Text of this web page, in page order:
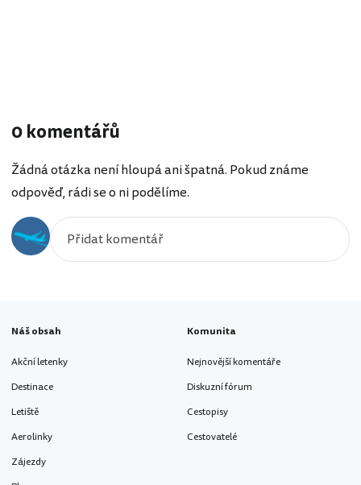
0 komentářů
Žádná otázka není hloupá ani špatná. Pokud známe
odpověď, rádi se o ni podělíme.
Náš obsah
Akční letenky
Destinace
Letiště
Aerolinky
Zájezdy
Komunita
Nejnovější komentáře
Diskuzní fórum
Cestopisy
Cestovatelé